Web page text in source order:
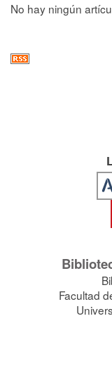
No hay ningún
Facultad